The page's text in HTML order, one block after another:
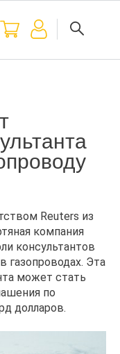
Reuters из
компания
консультантов
газопроводах. Эта
может стать
по
долларов.